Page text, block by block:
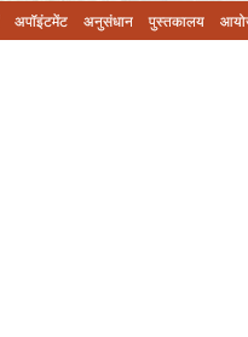
अपॉइंटमेंट अनुसंधान पुस्तकालय